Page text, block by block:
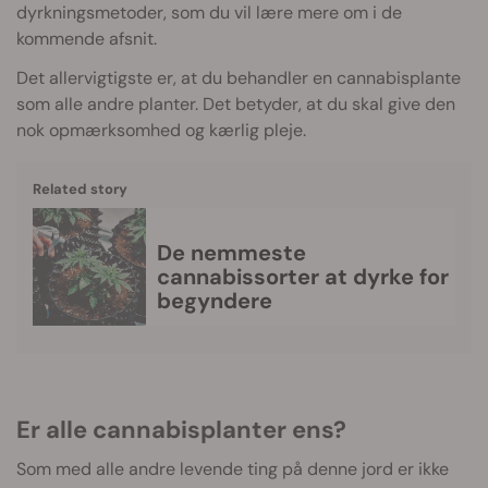
dyrkningsmetoder, som du vil lære mere om i de
kommende afsnit.
Det allervigtigste er, at du behandler en cannabisplante
som alle andre planter. Det betyder, at du skal give den
nok opmærksomhed og kærlig pleje.
Related story
De nemmeste
cannabissorter at dyrke for
begyndere
Er alle cannabisplanter ens?
Som med alle andre levende ting på denne jord er ikke